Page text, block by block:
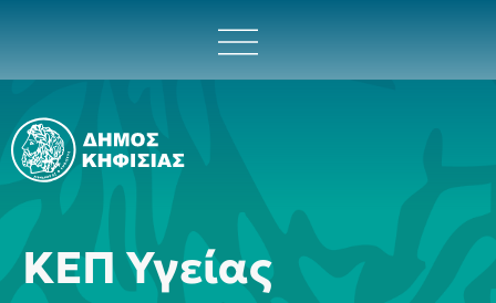
ΚΕΠ Υγείας